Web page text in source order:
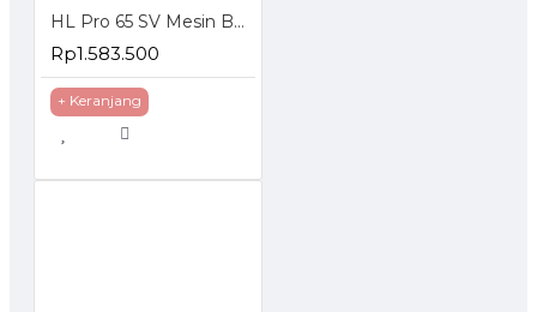
HL Pro 65 SV Mesin Bobok Beton Demolition Hammer
Rp1.583.500
+ Keranjang